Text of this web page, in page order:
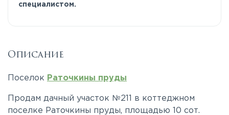
специалистом.
Описание
Поселок Раточкины пруды
Продам дачный участок №211 в коттеджном
поселке Раточкины пруды, площадью 10 сот.